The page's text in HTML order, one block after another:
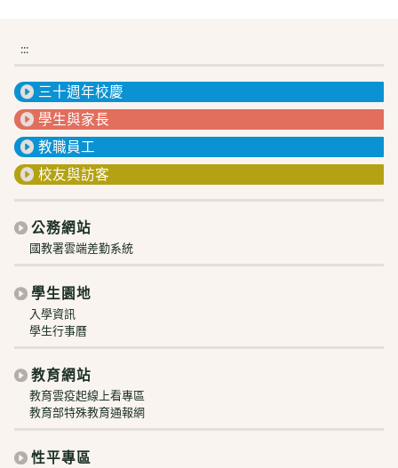
:::
三十週年校慶
學生與家長
教職員工
校友與訪客
公務網站
國教署雲端差勤系統
學生園地
入學資訊
學生行事曆
教育網站
教育雲疫起線上看專區
教育部特殊教育通報網
性平專區